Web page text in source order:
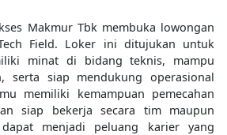
Makmur Tbk membuka lowongan
Field. Loker ini ditujukan untuk
minat di bidang teknis, mampu
serta siap mendukung operasional
memiliki kemampuan pemecahan
siap bekerja secara tim maupun
menjadi peluang karier yang